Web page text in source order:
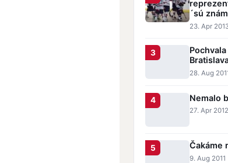
´sú
23. Apr
28. Aug
Nemalo
27. Apr 2012
Čakáme
9. Aug 2011